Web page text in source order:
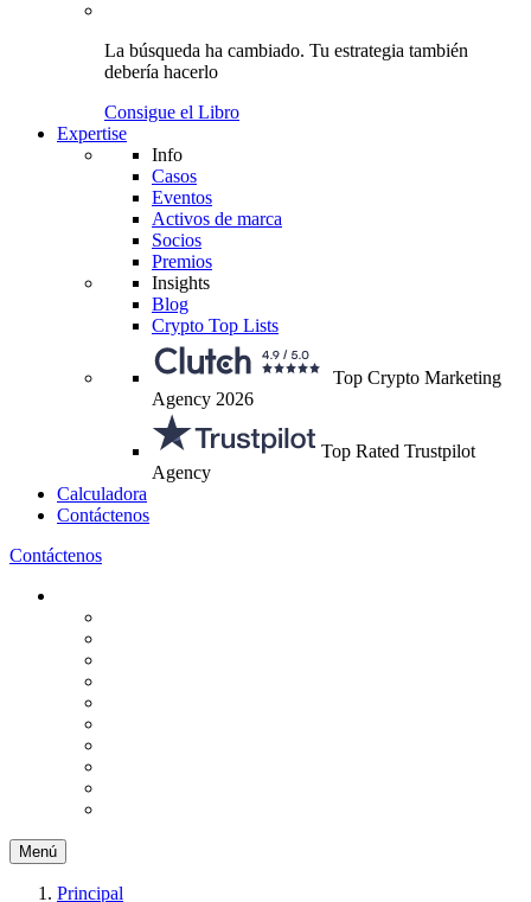
La búsqueda ha cambiado. Tu estrategia también
debería hacerlo
Consigue el Libro
Expertise
Info
Casos
Eventos
Activos de marca
Socios
Premios
Insights
Blog
Crypto Top Lists
Top Crypto Marketing
Agency 2026
Top Rated Trustpilot
Agency
Calculadora
Contáctenos
Contáctenos
Menú
Principal